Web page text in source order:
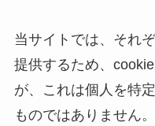
当サイトでは、それ
提供するため、
が、これは個人を特
ものではありません